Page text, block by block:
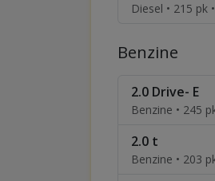
Diesel • 215 pk
Benzine
2.0 Drive- E
Benzine • 245
2.0 t
Benzine • 203